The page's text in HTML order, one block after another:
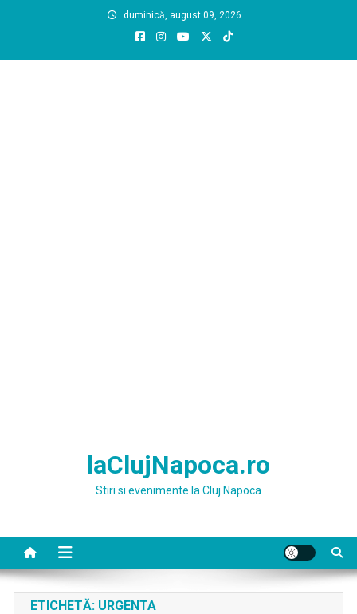
duminică, august 09, 2026
laClujNapoca.ro
Stiri si evenimente la Cluj Napoca
ETICHETĂ: URGENTA